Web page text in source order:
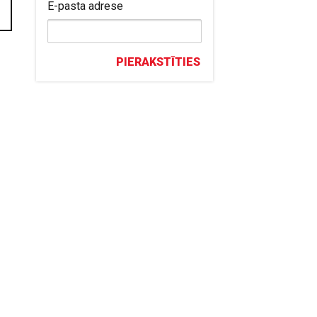
E-pasta adrese
PIERAKSTĪTIES